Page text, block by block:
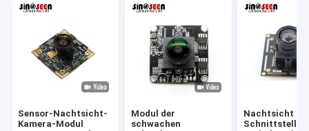
Sensor-Nachtsicht-
Kamera-Modul
Modul der
schwachen
Nachtsicht
Schnittstelle